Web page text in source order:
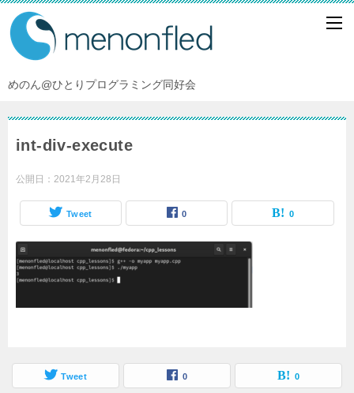
めのん@ひとりプログラミング同好会
int-div-execute
公開日： 2021年2月28日
Tweet 0 0
Tweet 0 0